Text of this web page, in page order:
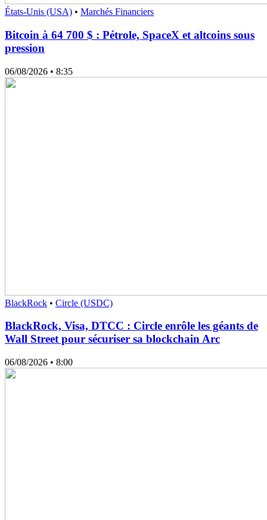
États-Unis (USA) • Marchés Financiers
Bitcoin à 64 700 $ : Pétrole, SpaceX et altcoins sous
pression
06/08/2026 • 8:35
BlackRock • Circle (USDC)
BlackRock, Visa, DTCC : Circle enrôle les géants de
Wall Street pour sécuriser sa blockchain Arc
06/08/2026 • 8:00